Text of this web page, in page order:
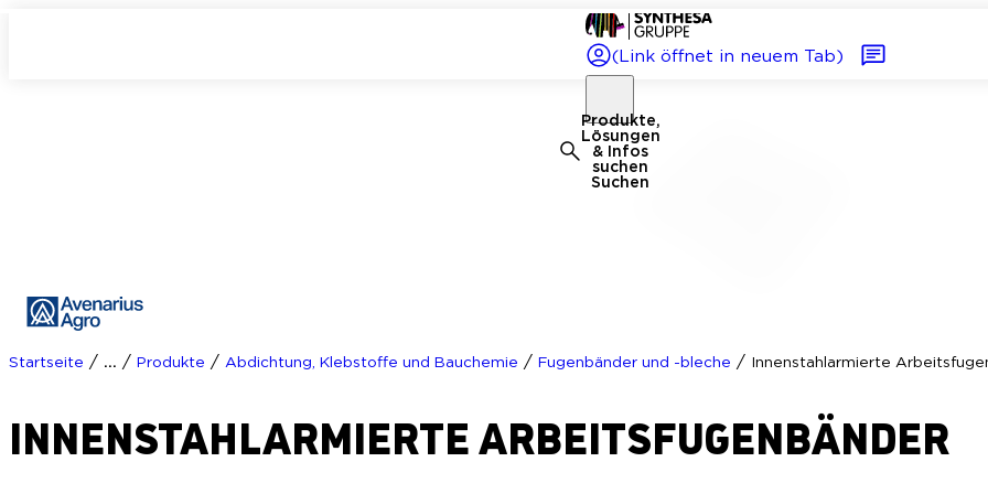
(Link öffnet in neuem Tab)
Produkte,
Lösungen
& Infos
suchen
Suchen
Startseite / ... / Produkte / Abdichtung, Klebstoffe und Bauchemie / Fugenbänder und -bleche / Innenstahlarmierte
INNENSTAHLARMIERTE ARBEITSFUGENBÄNDER